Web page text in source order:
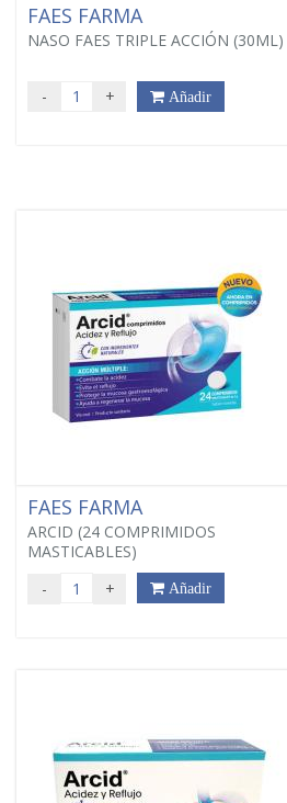
FAES FARMA
NASO FAES TRIPLE ACCIÓN (30ML)
- + Añadir
FAES FARMA
ARCID (24 COMPRIMIDOS
MASTICABLES)
- + Añadir